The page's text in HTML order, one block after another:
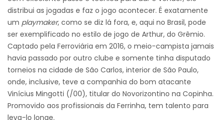
distribui as jogadas e faz o jogo acontecer. É exatamente
um playmaker, como se diz lá fora, e, aqui no Brasil, pode
ser exemplificado no estilo de jogo de Arthur, do Grêmio.
Captado pela Ferroviária em 2016, o meio-campista jamais
havia passado por outro clube e somente tinha disputado
torneios na cidade de São Carlos, interior de São Paulo,
onde, inclusive, teve a companhia do bom atacante
Vinícius Mingotti (/00), titular do Novorizontino na Copinha.
Promovido aos profissionais da Ferrinha, tem talento para
leva-lo longe.